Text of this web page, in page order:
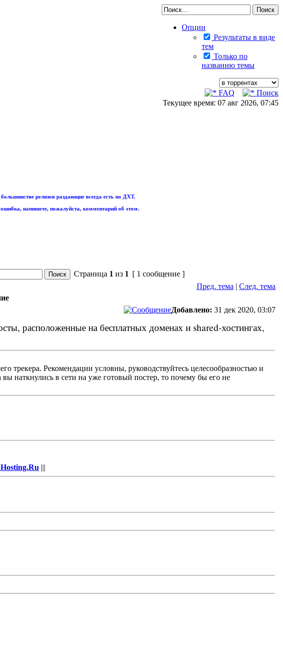
Опции
Результаты в виде
тем
Только по
названию темы
FAQ
Поиск
Текущее время: 07 авг 2026, 07:45
релизов раздающие всегда есть по ДХТ.
напишете, пожалуйста, комментарий об этом.
Страница 1 из 1 [ 1 сообщение ]
Пред. тема | След. тема
Добавлено: 31 дек 2020, 03:07
расположенные на бесплатных доменах и shared-хостингах,
трекера. Рекомендации условны, руководствуйтесь целесообразностью и
наткнулись в сети на уже готовый постер, то почему бы его не
|||